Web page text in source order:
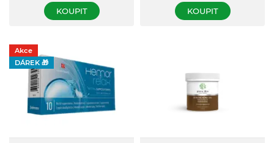
podráždění, zmírňuje svědění.
KOUPIT KOUPIT
Akce
DÁREK 🎁